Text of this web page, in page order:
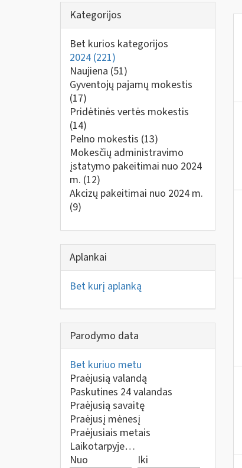
Kategorijos
Bet kurios kategorijos
2024 (221)
Naujiena (51)
Gyventojų pajamų mokestis
(17)
Pridėtinės vertės mokestis
(14)
Pelno mokestis (13)
Mokesčių administravimo
įstatymo pakeitimai nuo 2024
m. (12)
Akcizų pakeitimai nuo 2024 m.
(9)
Aplankai
Bet kurį aplanką
Parodymo data
Bet kuriuo metu
Praėjusią valandą
Paskutines 24 valandas
Praėjusią savaitę
Praėjusį mėnesį
Praėjusiais metais
Laikotarpyje…
Nuo
Iki